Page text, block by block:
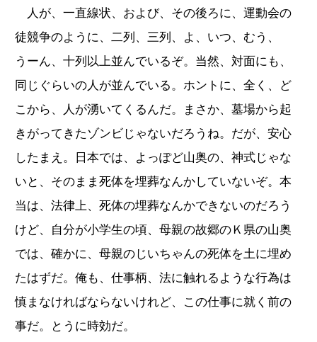
人が、一直線状、および、その後ろに、運動会の
徒競争のように、二列、三列、よ、いつ、むう、
うーん、十列以上並んでいるぞ。当然、対面にも、
同じぐらいの人が並んでいる。ホントに、全く、ど
こから、人が湧いてくるんだ。まさか、墓場から起
きがってきたゾンビじゃないだろうね。だが、安心
したまえ。日本では、よっぽど山奥の、神式じゃな
いと、そのまま死体を埋葬なんかしていないぞ。本
当は、法律上、死体の埋葬なんかできないのだろう
けど、自分が小学生の頃、母親の故郷のＫ県の山奥
では、確かに、母親のじいちゃんの死体を土に埋め
たはずだ。俺も、仕事柄、法に触れるような行為は
慎まなければならないけれど、この仕事に就く前の
事だ。とうに時効だ。